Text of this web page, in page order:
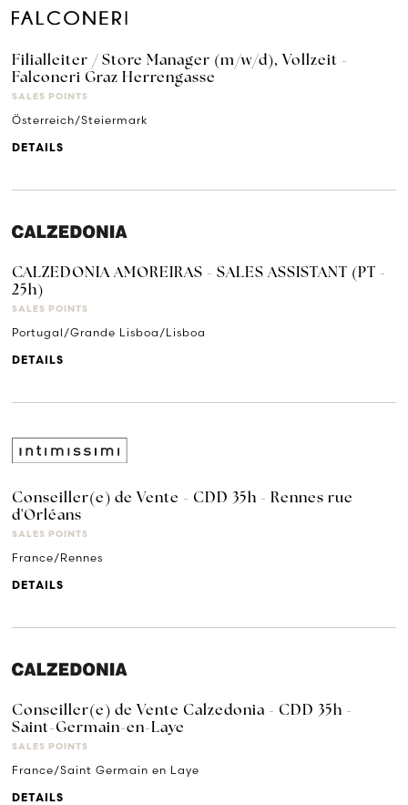
Filialleiter / Store Manager (m/w/d), Vollzeit -
Falconeri Graz Herrengasse
SALES POINTS
Österreich/Steiermark
DETAILS
CALZEDONIA AMOREIRAS - SALES ASSISTANT (PT -
25h)
SALES POINTS
Portugal/Grande Lisboa/Lisboa
DETAILS
Conseiller(e) de Vente - CDD 35h - Rennes rue
d'Orléans
SALES POINTS
France/Rennes
DETAILS
Conseiller(e) de Vente Calzedonia - CDD 35h -
Saint-Germain-en-Laye
SALES POINTS
France/Saint Germain en Laye
DETAILS